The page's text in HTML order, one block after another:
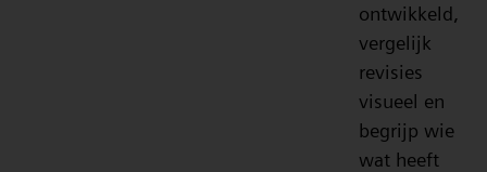
ontwikkeld,
vergelijk
revisies
visueel en
begrijp wie
wat heeft